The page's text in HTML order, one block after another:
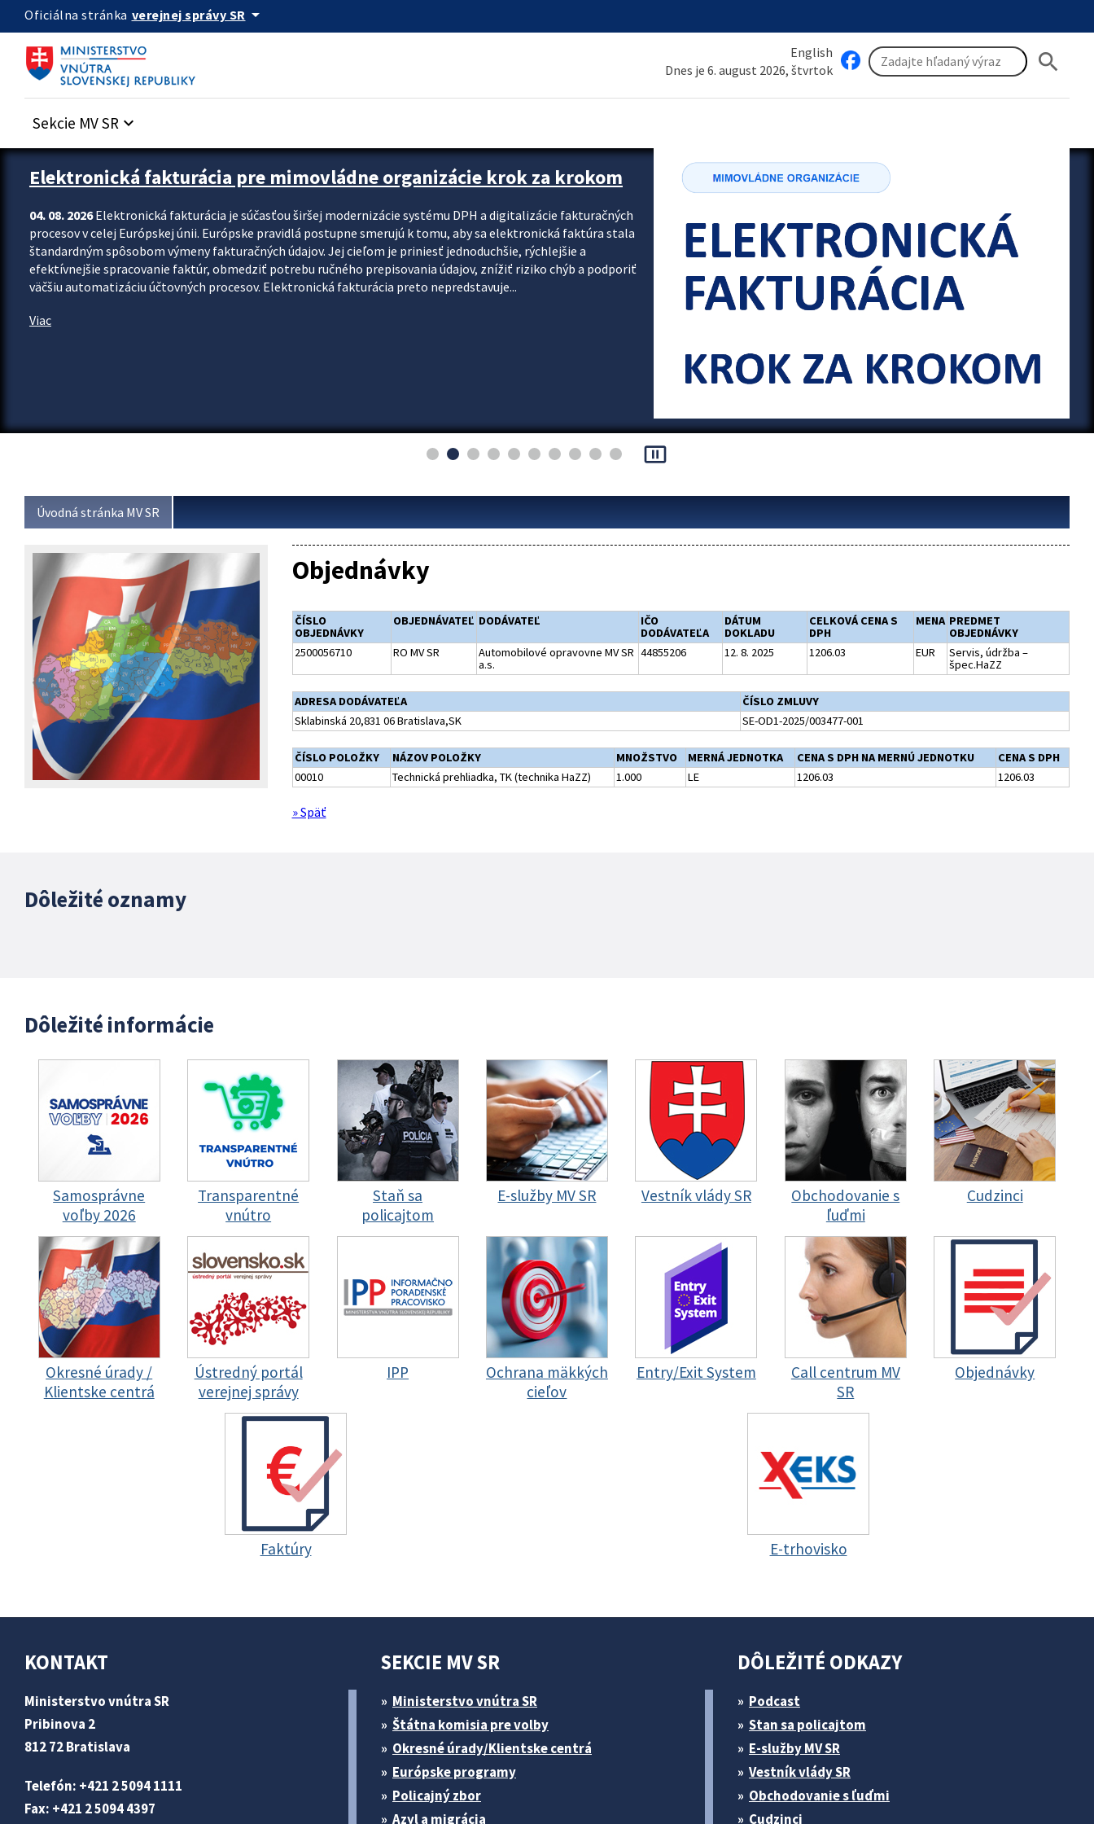
Preskocit na hlavný obsah
Oficiálna stránka verejnej správy SR arrow_drop_down
English
Dnes je 6. august 2026, štvrtok
search
Sekcie MV SR keyboard_arrow_down
Zastavit automatický posun upútavok
Elektronická fakturácia pre mimovládne organizácie krok za krokom
04. 08. 2026Elektronická fakturácia je súčasťou širšej modernizácie systému DPH a digitalizácie fakturačných
procesov v celej Európskej únii. Európske pravidlá postupne smerujú k tomu, aby sa elektronická faktúra stala
štandardným spôsobom výmeny fakturačných údajov. Jej cieľom je priniesť jednoduchšie, rýchlejšie a
efektívnejšie spracovanie faktúr, obmedziť potrebu ručného prepisovania údajov, znížiť riziko chýb a podporiť
väčšiu automatizáciu účtovných procesov. Elektronická fakturácia preto nepredstavuje...
Viac
pause_presentation
Úvodná stránka MV SR
Objednávky
ČÍSLO
OBJEDNÁVKY
OBJEDNÁVATEĽ DODÁVATEĽ
IČO
DODÁVATEĽA
DÁTUM
DOKLADU
CELKOVÁ CENA S
DPH
MENA PREDMET
OBJEDNÁVKY
2500056710
RO MV SR
Automobilové opravovne MV SR
a.s.
44855206 12. 8. 2025 1206.03 EUR
Servis, údržba –
špec.HaZZ
ADRESA DODÁVATEĽA
ČÍSLO ZMLUVY
Sklabinská 20,831 06 Bratislava,SK
SE-OD1-2025/003477-001
ČÍSLO POLOŽKY NÁZOV POLOŽKY MNOŽSTVO MERNÁ JEDNOTKA CENA S DPH NA MERNÚ JEDNOTKU
CENA S DPH
00010
Technická prehliadka, TK (technika HaZZ) 1.000 LE 1206.03 1206.03
» Späť
Dôležité oznamy
Dôležité informácie
Samosprávne
voľby 2026
Transparentné
vnútro
Staň sa
policajtom
E-služby MV SR Vestník vlády SR
Obchodovanie s
ľuďmi
Cudzinci
Okresné úrady /
Klientske centrá
Ústredný portál
verejnej správy
IPP
Ochrana mäkkých
cieľov
Entry/Exit System
Call centrum MV
SR
Objednávky
Faktúry E-trhovisko
KONTAKT
Ministerstvo vnútra SR
Pribinova 2
812 72 Bratislava
Telefón: +421 2 5094 1111
Fax: +421 2 5094 4397
SEKCIE MV SR
Ministerstvo vnútra SR
Štátna komisia pre volby
Okresné úrady/Klientske centrá
Európske programy
Policajný zbor
Azyl a migrácia
DÔLEŽITÉ ODKAZY
Podcast
Stan sa policajtom
E-služby MV SR
Vestník vlády SR
Obchodovanie s ľuďmi
Cudzinci